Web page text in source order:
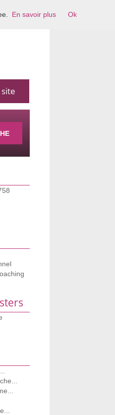
En savoir plus Ok